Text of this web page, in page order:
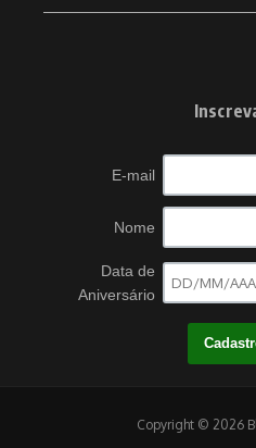
E-mail
Nome
Data de
Aniversário
Copyright © 2026